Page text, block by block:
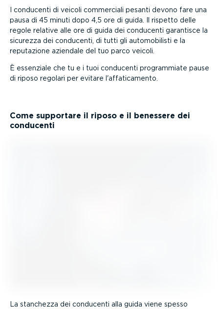
I conducenti di veicoli commerciali pesanti devono fare una
pausa di 45 minuti dopo 4,5 ore di guida. Il rispetto delle
regole relative alle ore di guida dei conducenti garantisce la
sicurezza dei conducenti, di tutti gli automo­bi­listi e la
reputazione aziendale del tuo parco veicoli.
È essenziale che tu e i tuoi conducenti program­miate pause
di riposo regolari per evitare l'affati­ca­mento.
Come supportare il riposo e il benessere dei
conducenti
La stanchezza dei conducenti alla guida viene spesso